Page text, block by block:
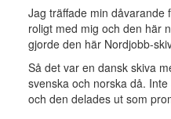
Jag träffade min dåvarande
roligt med mig och den här
gjorde den här Nordjobb-
Så det var en dansk skiva
svenska och norska då.
och den delades ut som